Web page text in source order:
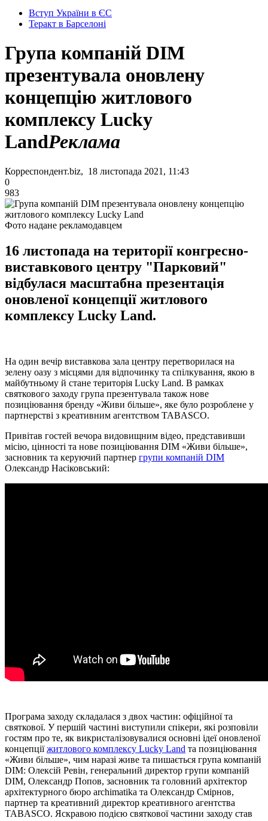
Вступ України в ЄС
Теракт в Барселоні
Група компаній DIM
презентувала оновлену
концепцію житлового
комплексу Lucky
LandРеклама
Корреспондент.biz, 18 листопада 2021, 11:43
0
983
Фото надане рекламодавцем
16 листопада на території конгресно-
виставкового центру "Парковий"
відбулася масштабна презентація
оновленої концепції житлового
комплексу Lucky Land.
На один вечір виставкова зала центру перетворилася на
зелену оазу з місцями для відпочинку та спілкування, якою в
майбутньому й стане територія Lucky Land. В рамках
святкового заходу група презентувала також нове
позиціювання бренду «Живи більше», яке було розроблене у
партнерстві з креативним агентством TABASCO.
Привітав гостей вечора видовищним відео, представивши
місію, цінності та нове позиціювання DIM «Живи більше»,
засновник та керуючий партнер групи компаній DIM
Олександр Насіковський:
Програма заходу складалася з двох частин: офіційної та
святкової. У першій частині виступили спікери, які розповіли
гостям про те, як викристалізовувалися основні ідеї оновленої
концепціїжитлового комплексу Lucky Land та позиціювання
«Живи більше», чим наразі живе та пишається група компаній
DIM: Олексій Ревін, генеральний директор групи компаній
DIM, Олександр Попов, засновник та головний архітектор
архітектурного бюро archimatika та Олександр Смірнов,
партнер та креативний директор креативного агентства
TABASCO. Яскравою подією святкової частини заходу став